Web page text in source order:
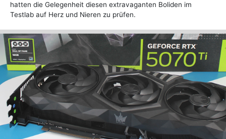
hatten die Gelegenheit diesen extravaganten Boliden im
Testlab auf Herz und Nieren zu prüfen.